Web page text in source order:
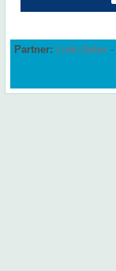
Partner: Link-Joker -